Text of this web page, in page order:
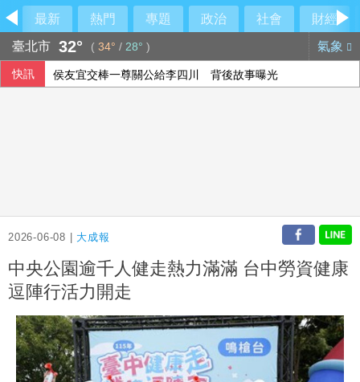
最新 熱門 專題 政治 社會
財經
臺北市 32° ( 34° / 28° ) 氣象
快訊 侯友宜交棒一尊關公給李四川 背後故事曝光
2026-06-08 | 大成報
中央公園逾千人健走熱力滿滿 台中勞資健康
逗陣行活力開走